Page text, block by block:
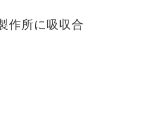
作所に吸収合